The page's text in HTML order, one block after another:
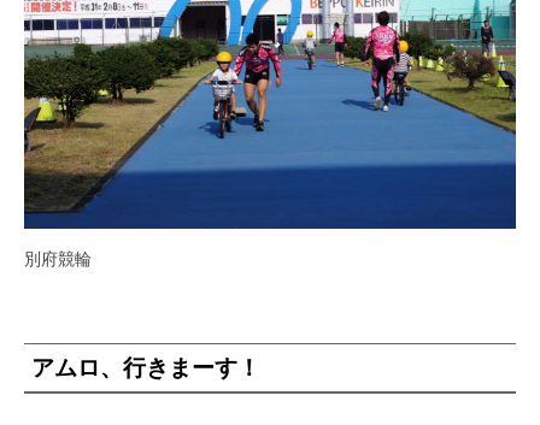
別府競輪
アムロ、行きまーす！